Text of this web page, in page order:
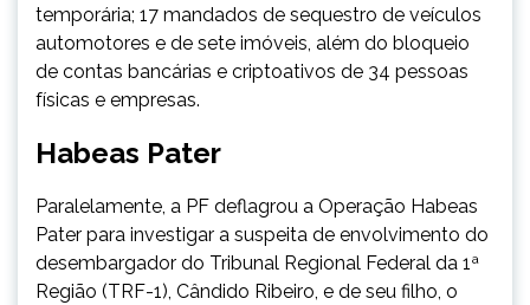
temporária; 17 mandados de sequestro de veículos
automotores e de sete imóveis, além do bloqueio
de contas bancárias e criptoativos de 34 pessoas
físicas e empresas.
Habeas Pater
Paralelamente, a PF deflagrou a Operação Habeas
Pater para investigar a suspeita de envolvimento do
desembargador do Tribunal Regional Federal da 1ª
Região (TRF-1), Cândido Ribeiro, e de seu filho, o